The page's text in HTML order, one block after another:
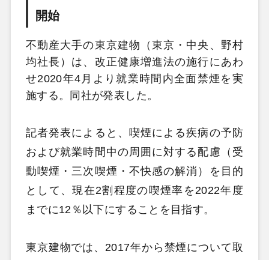
開始
不動産大手の東京建物（東京・中央、野村
均社長）は、改正健康増進法の施行にあわ
せ2020年4月より就業時間内全面禁煙を実
施する。同社が発表した。
記者発表によると、喫煙による疾病の予防
および就業時間中の周囲に対する配慮（受
動喫煙・三次喫煙・不快感の解消）を目的
として、現在2割程度の喫煙率を2022年度
までに12％以下にすることを目指す。
東京建物では、2017年から禁煙について取